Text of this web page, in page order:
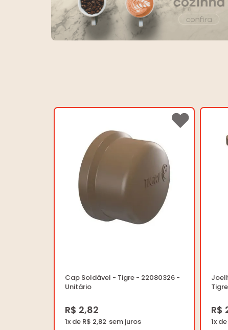
Cap Soldável - Tigre - 22080326 -
Unitário
R$ 2,82
1x de R$ 2,82
R$
1x